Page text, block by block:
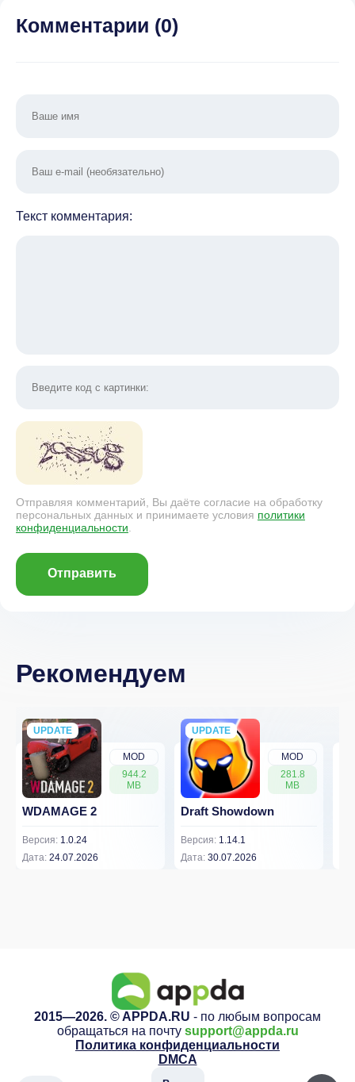
Комментарии (0)
Текст комментария:
Отправляя комментарий, Вы даёте согласие на обработку
персональных данных и принимаете условия политики
конфиденциальности.
Отправить
Рекомендуем
MOD
944.2
MB
UPDATE
NEW
WDAMAGE 2
Версия: 1.0.24
Дата: 24.07.2026
MOD
281.8
MB
UPDATE
NEW
Draft Showdown
Версия: 1.14.1
Дата: 30.07.2026
2015—2026. © APPDA.RU - по любым вопросам
обращаться на почту support@appda.ru
Политика конфиденциальности
DMCA